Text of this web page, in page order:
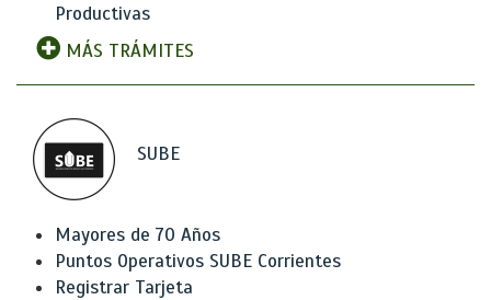
Productivas
MÁS TRÁMITES
SUBE
Mayores de 70 Años
Puntos Operativos SUBE Corrientes
Registrar Tarjeta